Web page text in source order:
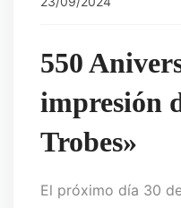
550
impresión
Trobes»
El próximo día 30